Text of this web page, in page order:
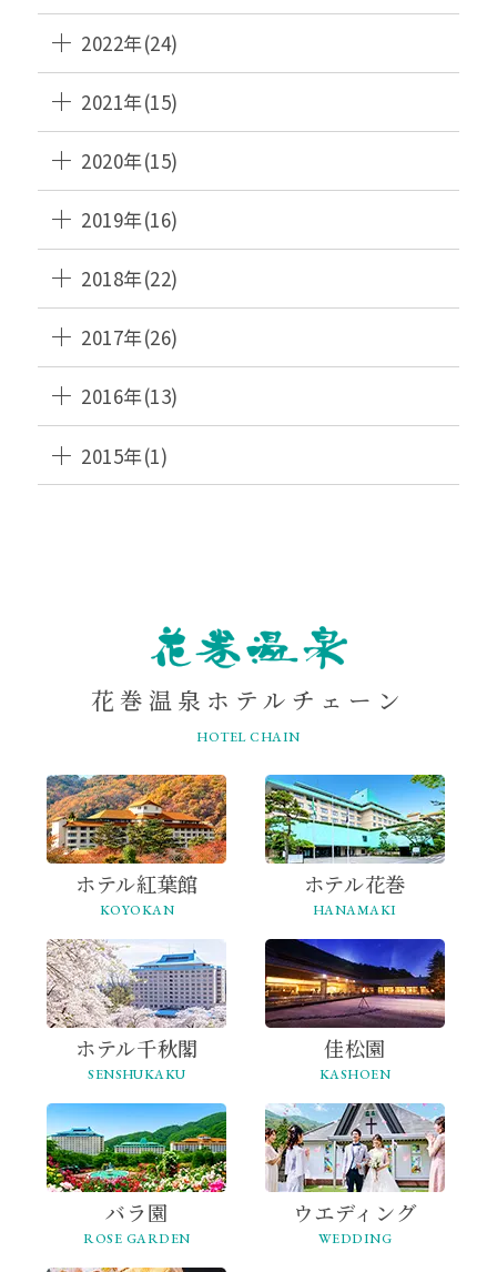
2022年(24)
2021年(15)
2020年(15)
2019年(16)
2018年(22)
2017年(26)
2016年(13)
2015年(1)
HANAMAKI
花巻温泉ホテルチェーン
HOTEL CHAIN
ホテル紅葉館
KOYOKAN
ホテル花巻
HANAMAKI
ホテル千秋閣
SENSHUKAKU
佳松園
KASHOEN
バラ園
ROSE GARDEN
ウエディング
WEDDING